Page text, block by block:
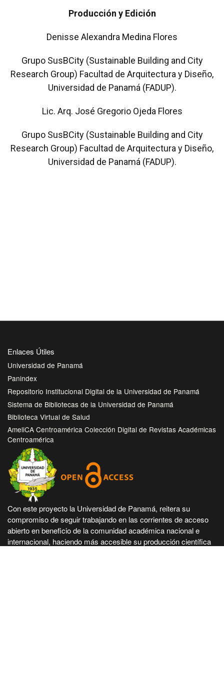
Producción y Edición
Denisse Alexandra Medina Flores
Grupo SusBCity (Sustainable Building and City
Research Group) Facultad de Arquitectura y Diseño,
Universidad de Panamá (FADUP).
Lic. Arq. José Gregorio Ojeda Flores
Grupo SusBCity (Sustainable Building and City
Research Group) Facultad de Arquitectura y Diseño,
Universidad de Panamá (FADUP).
Enlaces Útiles
Universidad de Panamá
Panindex
Repositorio Institucional Digital de la Universidad de Panamá
Sistema de Bibliotecas de la Universidad de Panamá
Biblioteca Virtual de Salud
AmeliCA Centroamérica Colección Digital de Revistas Académicas
Centroamérica
Con este proyecto la Universidad de Panamá, reitera su
compromiso de seguir trabajando en las corrientes de acceso
abierto en beneficio de la comunidad académica nacional e
internacional, haciendo más accesible su producción científica